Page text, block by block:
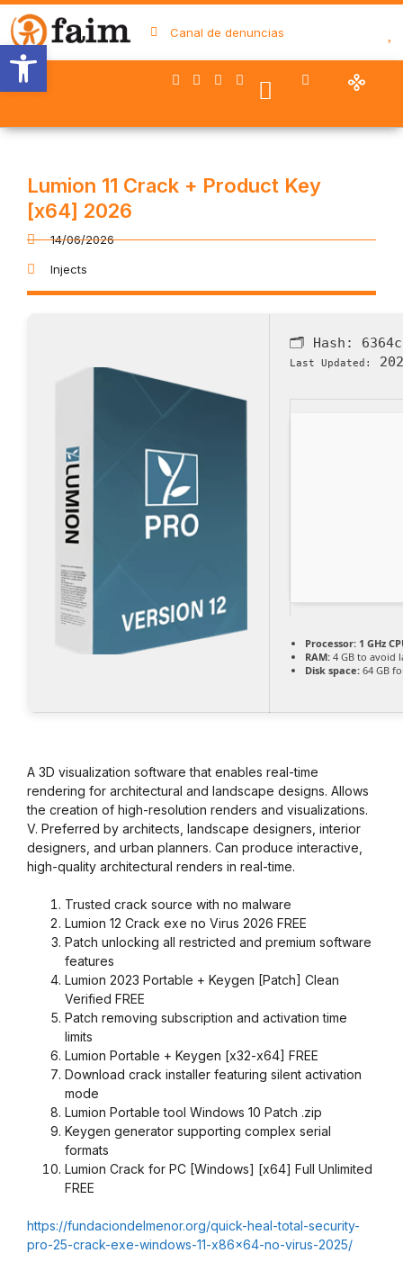
Abrir barra de herramientas
Canal de denuncias
Lumion 11 Crack + Product Key
[x64] 2026
14/06/2026
Injects
🗂 Hash:
Last Updated:
Processor: 1 GHz
RAM: 4 GB to avoid
Disk space: 64 GB
A 3D visualization software that enables real-time
rendering for architectural and landscape designs. Allows
the creation of high-resolution renders and visualizations.
V. Preferred by architects, landscape designers, interior
designers, and urban planners. Can produce interactive,
high-quality architectural renders in real-time.
Trusted crack source with no malware
Lumion 12 Crack exe no Virus 2026 FREE
Patch unlocking all restricted and premium software
features
Lumion 2023 Portable + Keygen [Patch] Clean
Verified FREE
Patch removing subscription and activation time
limits
Lumion Portable + Keygen [x32-x64] FREE
Download crack installer featuring silent activation
mode
Lumion Portable tool Windows 10 Patch .zip
Keygen generator supporting complex serial
formats
Lumion Crack for PC [Windows] [x64] Full Unlimited
FREE
https://fundaciondelmenor.org/quick-heal-total-security-
pro-25-crack-exe-windows-11-x86x64-no-virus-2025/